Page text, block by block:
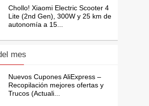
Chollo! Xiaomi Electric Scooter 4
Lite (2nd Gen), 300W y 25 km de
autonomía a 15...
mes
Nuevos Cupones AliExpress –
Recopilación mejores ofertas y
Trucos (Actuali...